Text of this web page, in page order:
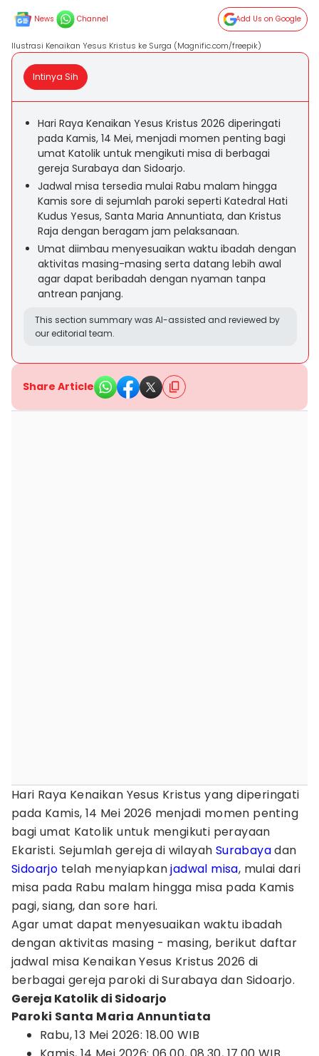
News Channel Add Us on Google
Ilustrasi Kenaikan Yesus Kristus ke Surga (Magnific.com/freepik)
Intinya Sih
Hari Raya Kenaikan Yesus Kristus 2026 diperingati
pada Kamis, 14 Mei, menjadi momen penting bagi
umat Katolik untuk mengikuti misa di berbagai
gereja Surabaya dan Sidoarjo.
Jadwal misa tersedia mulai Rabu malam hingga
Kamis sore di sejumlah paroki seperti Katedral Hati
Kudus Yesus, Santa Maria Annuntiata, dan Kristus
Raja dengan beragam jam pelaksanaan.
Umat diimbau menyesuaikan waktu ibadah dengan
aktivitas masing-masing serta datang lebih awal
agar dapat beribadah dengan nyaman tanpa
antrean panjang.
This section summary was AI-assisted and reviewed by
our editorial team.
Share Article
Hari Raya Kenaikan Yesus Kristus yang diperingati
pada Kamis, 14 Mei 2026 menjadi momen penting
bagi umat Katolik untuk mengikuti perayaan
Ekaristi. Sejumlah gereja di wilayah Surabayadan
Sidoarjo telah menyiapkanjadwal misa, mulai dari
misa pada Rabu malam hingga misa pada Kamis
pagi, siang, dan sore hari.
Agar umat dapat menyesuaikan waktu ibadah
dengan aktivitas masing - masing, berikut daftar
jadwal misa Kenaikan Yesus Kristus 2026 di
berbagai gereja paroki di Surabaya dan Sidoarjo.
Gereja Katolik di Sidoarjo
Paroki Santa Maria Annuntiata
Rabu, 13 Mei 2026: 18.00 WIB